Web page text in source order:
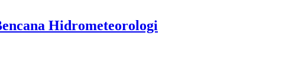
Hidrometeorologi